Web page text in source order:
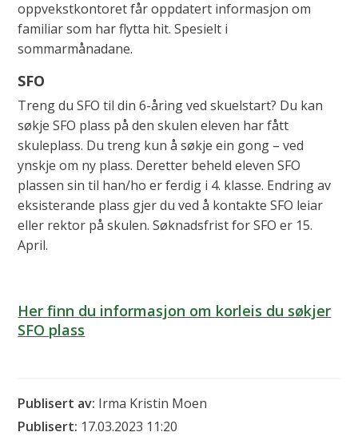
oppvekstkontoret får oppdatert informasjon om
familiar som har flytta hit. Spesielt i
sommarmånadane.
SFO
Treng du SFO til din 6-åring ved skuelstart? Du kan
søkje SFO plass på den skulen eleven har fått
skuleplass. Du treng kun å søkje ein gong – ved
ynskje om ny plass. Deretter beheld eleven SFO
plassen sin til han/ho er ferdig i 4. klasse. Endring av
eksisterande plass gjer du ved å kontakte SFO leiar
eller rektor på skulen. Søknadsfrist for SFO er 15.
April.
Her finn du informasjon om korleis du søkjer
SFO plass
Publisert av Irma Kristin Moen
Publisert 17.03.2023 11:20